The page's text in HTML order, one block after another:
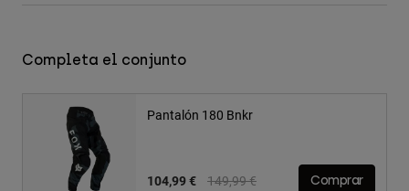
Completa el conjunto
Pantalón 180 Bnkr
Price reduced from
149,99 €to
104,99 € Comprar